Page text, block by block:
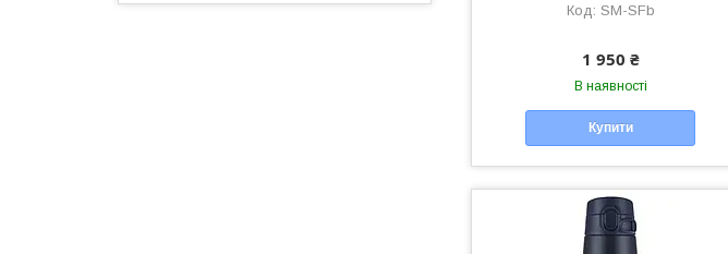
SM-SFb
1 950 ₴
В наявності
Купити